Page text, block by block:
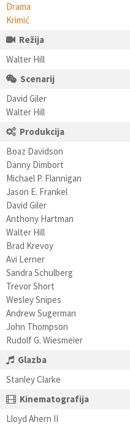
Drama
Krimić
Režija
Walter Hill
Scenarij
David Giler
Walter Hill
Produkcija
Boaz Davidson
Danny Dimbort
Michael P. Flannigan
Jason E. Frankel
David Giler
Anthony Hartman
Walter Hill
Brad Krevoy
Avi Lerner
Sandra Schulberg
Trevor Short
Wesley Snipes
Andrew Sugerman
John Thompson
Rudolf G. Wiesmeier
Glazba
Stanley Clarke
Kinematografija
Lloyd Ahern II